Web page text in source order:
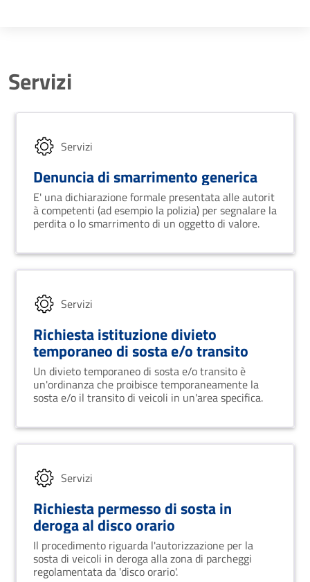
Servizi
Servizi
Denuncia di smarrimento generica
E' una dichiarazione formale presentata alle autorit
à competenti (ad esempio la polizia) per segnalare la
perdita o lo smarrimento di un oggetto di valore.
Servizi
Richiesta istituzione divieto
temporaneo di sosta e/o transito
Un divieto temporaneo di sosta e/o transito è
un'ordinanza che proibisce temporaneamente la
sosta e/o il transito di veicoli in un'area specifica.
Servizi
Richiesta permesso di sosta in
deroga al disco orario
Il procedimento riguarda l'autorizzazione per la
sosta di veicoli in deroga alla zona di parcheggi
regolamentata da 'disco orario'.